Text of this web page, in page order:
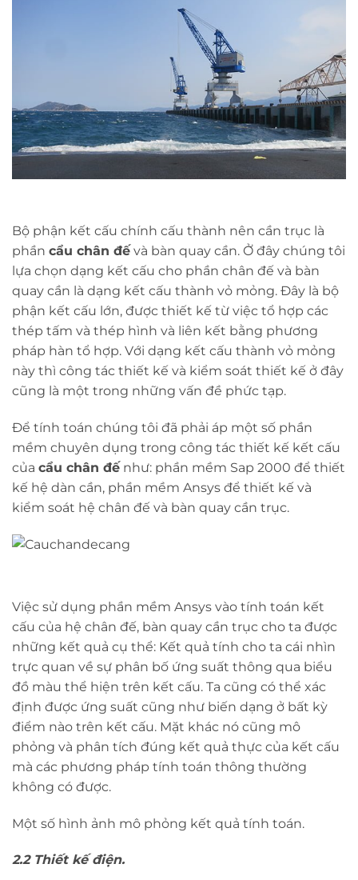
Bộ phận kết cấu chính cấu thành nên cần trục là
phần cẩu chân đế và bàn quay cần. Ở đây chúng tôi
lựa chọn dạng kết cấu cho phần chân đế và bàn
quay cần là dạng kết cấu thành vỏ mỏng. Đây là bộ
phận kết cấu lớn, được thiết kế từ việc tổ hợp các
thép tấm và thép hình và liên kết bằng phương
pháp hàn tổ hợp. Với dạng kết cấu thành vỏ mỏng
này thì công tác thiết kế và kiểm soát thiết kế ở đây
cũng là một trong những vấn đề phức tạp.
Để tính toán chúng tôi đã phải áp một số phần
mềm chuyên dụng trong công tác thiết kế kết cấu
của cẩu chân đế như: phần mềm Sap 2000 để thiết
kế hệ dàn cần, phần mềm Ansys để thiết kế và
kiểm soát hệ chân đế và bàn quay cần trục.
Việc sử dụng phần mềm Ansys vào tính toán kết
cấu của hệ chân đế, bàn quay cần trục cho ta được
những kết quả cụ thể: Kết quả tính cho ta cái nhìn
trực quan về sự phân bố ứng suất thông qua biểu
đồ màu thể hiện trên kết cấu. Ta cũng có thể xác
định được ứng suất cũng như biến dạng ở bất kỳ
điểm nào trên kết cấu. Mặt khác nó cũng mô
phỏng và phân tích đúng kết quả thực của kết cấu
mà các phương pháp tính toán thông thường
không có được.
Một số hình ảnh mô phỏng kết quả tính toán.
2.2 Thiết kế điện.